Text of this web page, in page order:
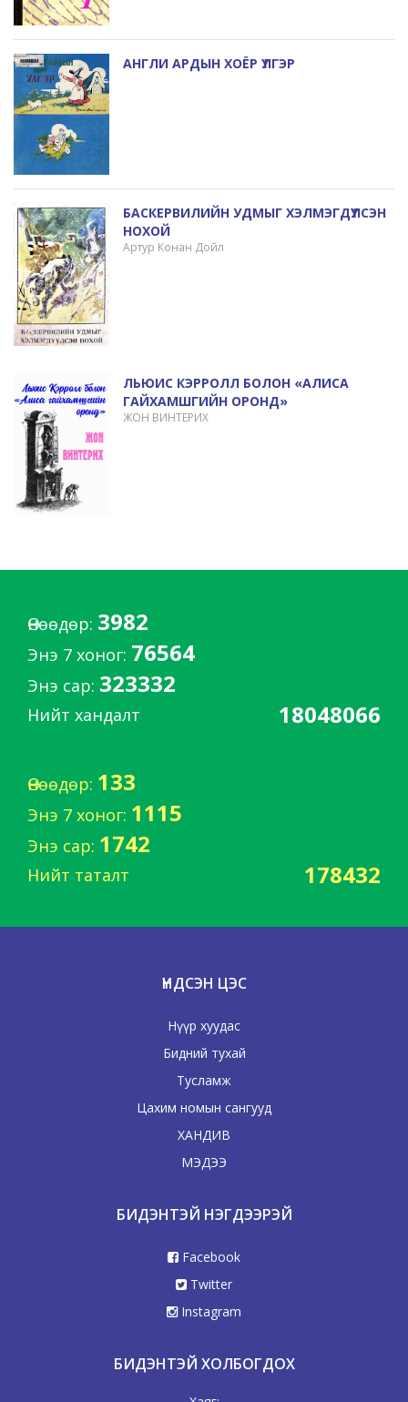
АНГЛИ АРДЫН ХОЁР ҮЛГЭР
БАСКЕРВИЛИЙН УДМЫГ ХЭЛМЭГДҮҮЛСЭН
НОХОЙ
Артур Конан Дойл
ЛЬЮИС КЭРРОЛЛ БОЛОН «АЛИСА
ГАЙХАМШГИЙН ОРОНД»
ЖОН ВИНТЕРИХ
Өнөөдөр: 3982
Энэ 7 хоног: 76564
Энэ сар: 323332
Нийт хандалт 18048066
Өнөөдөр: 133
Энэ 7 хоног: 1115
Энэ сар: 1742
Нийт таталт 178432
ҮНДСЭН ЦЭС
Нүүр хуудас
Бидний тухай
Тусламж
Цахим номын сангууд
ХАНДИВ
МЭДЭЭ
БИДЭНТЭЙ НЭГДЭЭРЭЙ
Facebook
Twitter
Instagram
БИДЭНТЭЙ ХОЛБОГДОХ